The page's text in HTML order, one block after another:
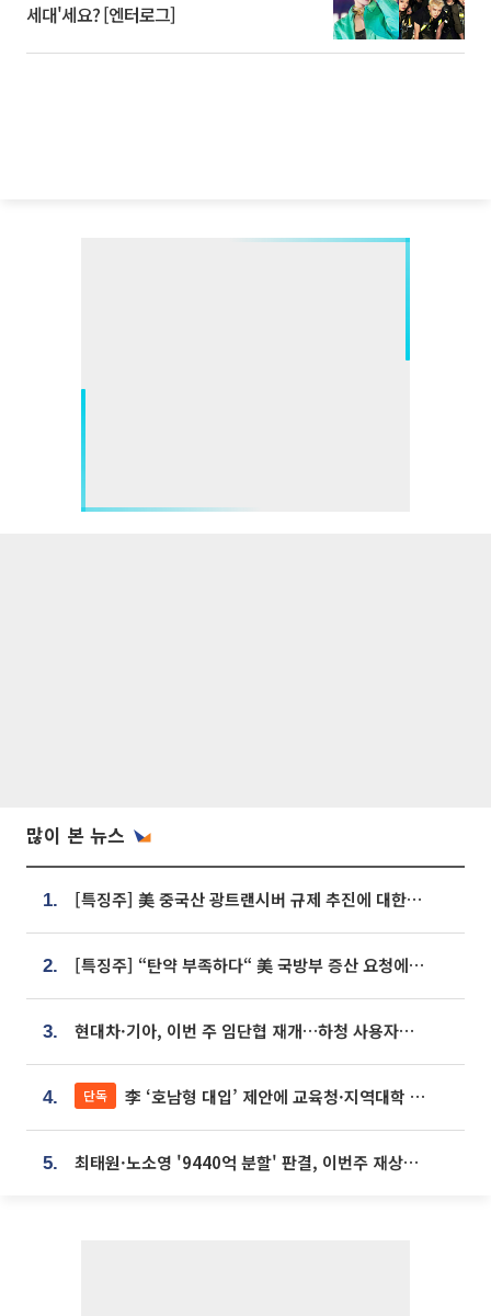
세대'세요? [엔터로그]
많이 본 뉴스
1. [특징주] 美 중국산 광트랜시버 규제 추진에 대한광통신 등 광통신株 강세
2. [특징주] “탄약 부족하다“ 美 국방부 증산 요청에⋯국내 방산주 급등세
3. 현대차·기아, 이번 주 임단협 재개…하청 사용자성 재심도 ‘변수’
4. 단독 李 ‘호남형 대입’ 제안에 교육청·지역대학 서·논술형 입시 연계 '착수'
5. 최태원·노소영 '9440억 분할' 판결, 이번주 재상고 여부 주목